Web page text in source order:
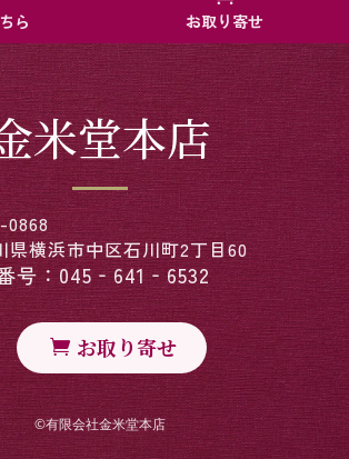
ら
お取り寄せ
米堂本店
0868
県横浜市中区石川町2丁目60
号：045‐641‐6532
お取り寄せ
©︎有限会社金米堂本店